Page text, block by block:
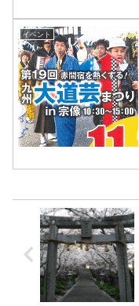
イベント